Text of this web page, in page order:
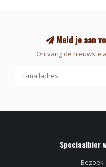
Meld je aan
Ontvang de nieuwste
Speciaalbier
Bezoek